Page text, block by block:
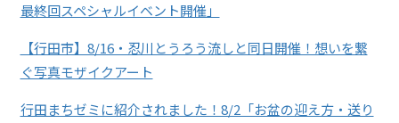
最終回スペシャルイベント開催」
【行田市】8/16・忍川とうろう流しと同日開催！想いを繋
ぐ写真モザイクアート
行田まちゼミに紹介されました！8/2「お盆の迎え方・送り